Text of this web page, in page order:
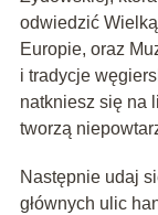
odwiedzić
Europie, oraz
i tradycje
natkniesz się na
tworzą
Następnie udaj
głównych ulic